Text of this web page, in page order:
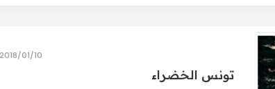
10‏/01‏/2018
تونس الخضراء